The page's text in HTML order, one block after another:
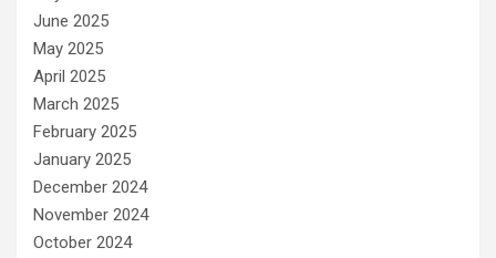
June 2025
May 2025
April 2025
March 2025
February 2025
January 2025
December 2024
November 2024
October 2024